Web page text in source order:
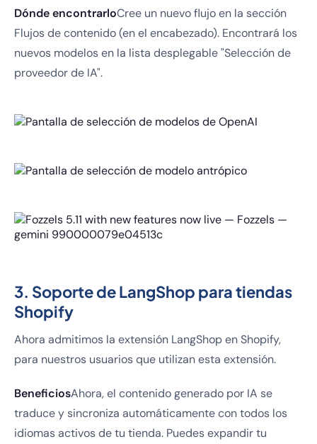
Dónde encontrarloCree un nuevo flujo en la sección
Flujos de contenido (en el encabezado). Encontrará los
nuevos modelos en la lista desplegable "Selección de
proveedor de IA".
3. Soporte de LangShop para tiendas
Shopify
Ahora admitimos la extensión LangShop en Shopify,
para nuestros usuarios que utilizan esta extensión.
BeneficiosAhora, el contenido generado por IA se
traduce y sincroniza automáticamente con todos los
idiomas activos de tu tienda. Puedes expandir tu